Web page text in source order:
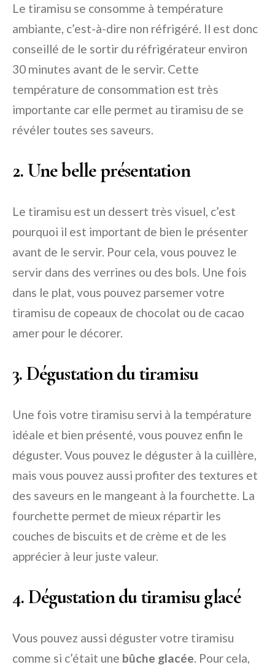
Le tiramisu se consomme à température
ambiante, c’est-à-dire non réfrigéré. Il est donc
conseillé de le sortir du réfrigérateur environ
30 minutes avant de le servir. Cette
température de consommation est très
importante car elle permet au tiramisu de se
révéler toutes ses saveurs.
2. Une belle présentation
Le tiramisu est un dessert très visuel, c’est
pourquoi il est important de bien le présenter
avant de le servir. Pour cela, vous pouvez le
servir dans des verrines ou des bols. Une fois
dans le plat, vous pouvez parsemer votre
tiramisu de copeaux de chocolat ou de cacao
amer pour le décorer.
3. Dégustation du tiramisu
Une fois votre tiramisu servi à la température
idéale et bien présenté, vous pouvez enfin le
déguster. Vous pouvez le déguster à la cuillère,
mais vous pouvez aussi profiter des textures et
des saveurs en le mangeant à la fourchette. La
fourchette permet de mieux répartir les
couches de biscuits et de crème et de les
apprécier à leur juste valeur.
4. Dégustation du tiramisu glacé
Vous pouvez aussi déguster votre tiramisu
comme si c’était une bûche glacée. Pour cela,